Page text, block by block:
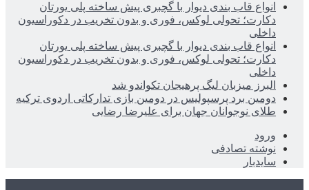
انواع قاب بندی دیوار با گچبری پیش ساخته پلی یورتان
دکارت؛ تحولی لوکس، فوری و بدون تخریب در دکوراسیون
داخلی
انواع قاب بندی دیوار با گچبری پیش ساخته پلی یورتان
دکارت؛ تحولی لوکس، فوری و بدون تخریب در دکوراسیون
داخلی
البرز میزبان لیگ پرهیجان تکواندو شد
دومین برد پرسپولیس در دومین بازی تدارکاتی اردوی ترکیه
طلای نوجوانان جهان برای علیرضا رضایی
ورود
نوشته تصادفی
سایدبار